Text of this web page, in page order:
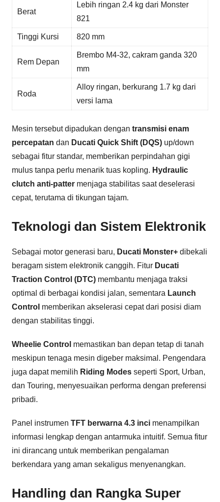
Berat
Lebih ringan 2.4 kg dari Monster
821
Tinggi Kursi 820 mm
Rem Depan
Brembo M4-32, cakram ganda 320
mm
Roda
Alloy ringan, berkurang 1.7 kg dari
versi lama
Mesin tersebut dipadukan dengan transmisi enam
percepatan dan Ducati Quick Shift (DQS) up/down
sebagai fitur standar, memberikan perpindahan gigi
mulus tanpa perlu menarik tuas kopling. Hydraulic
clutch anti-patter menjaga stabilitas saat deselerasi
cepat, terutama di tikungan tajam.
Teknologi dan Sistem Elektronik
Sebagai motor generasi baru, Ducati Monster+ dibekali
beragam sistem elektronik canggih. Fitur Ducati
Traction Control (DTC) membantu menjaga traksi
optimal di berbagai kondisi jalan, sementara Launch
Control memberikan akselerasi cepat dari posisi diam
dengan stabilitas tinggi.
Wheelie Control memastikan ban depan tetap di tanah
meskipun tenaga mesin digeber maksimal. Pengendara
juga dapat memilih Riding Modes seperti Sport, Urban,
dan Touring, menyesuaikan performa dengan preferensi
pribadi.
Panel instrumen TFT berwarna 4.3 inci menampilkan
informasi lengkap dengan antarmuka intuitif. Semua fitur
ini dirancang untuk memberikan pengalaman
berkendara yang aman sekaligus menyenangkan.
Handling dan Rangka Super